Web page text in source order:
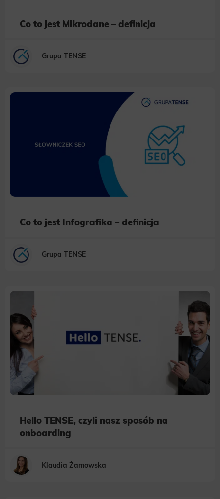
Co to jest Mikrodane – definicja
Grupa TENSE
Co to jest Infografika – definicja
Grupa TENSE
Hello TENSE, czyli nasz sposób na
onboarding
Klaudia Żarnowska